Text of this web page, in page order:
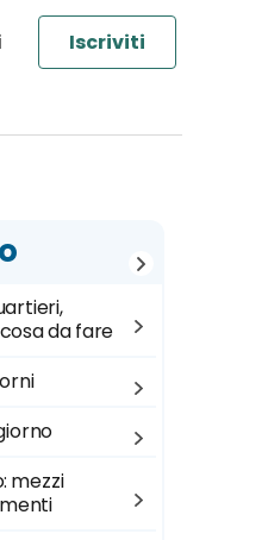
Iscriviti
da fare
mezzi